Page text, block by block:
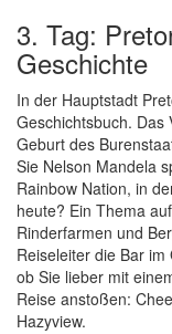
3. Tag:
Geschichte
In der Hauptstadt
Geschichtsbuch. Das
Geburt des
Sie Nelson Mandela
Rainbow Nation, in
heute? Ein Thema
Rinderfarmen und
Reiseleiter die Bar
ob Sie lieber mit
Reise anstoßen:
Hazyview.